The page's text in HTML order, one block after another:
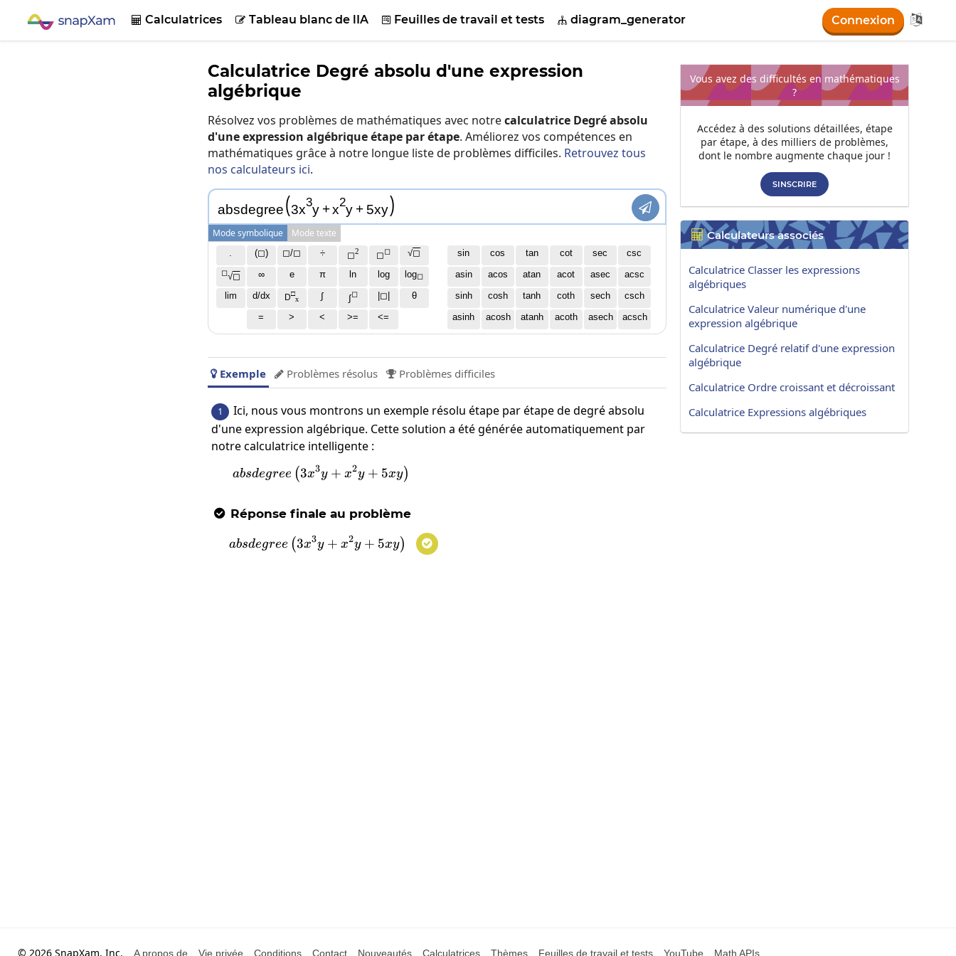
 Calculatrices  Tableau blanc de lIA  Feuilles de travail et tests  diagram_generator Connexion 
Calculatrice Degré absolu d'une expression
algébrique
Résolvez vos problèmes de mathématiques avec notrecalculatrice Degré absolu
d'une expression algébrique étape par étape. Améliorez vos compétences en
mathématiques grâce à notre longue liste de problèmes difficiles. Retrouvez tous
nos calculateurs ici.
absdegree(3x3y +x2y + 5xy) 
Mode symbolique Mode texte
(◻) ◻/◻ ÷ ◻2 ◻◻ √◻
◻√◻ ∞ e π ln log log◻
lim d/dx D□
x ∫ ∫◻ |◻|
θ
=
> < >= <=
sin cos tan cot sec
csc
asin
acos atan acot asec
acsc
sinh
cosh tanh coth sech
csch
asinh
acosh atanh acoth asech acsch
Exemple  Problèmes résolus  Problèmes difficiles
1
Ici, nous vous montrons un exemple résolu étape par étape de degré absolu
d'une expression algébrique. Cette solution a été générée automatiquement par
notre calculatrice intelligente :
absdegree\left(3x^3y+x^2y+5xy\right)
absdegree (3x3y + x2y + 5xy)
 Réponse finale au problème
absdegree\left(3x^3y+x^2y+5xy\right)
absdegree (3x3y + x2y + 5xy) 
Vous avez des difficultés en mathématiques
?
Accédez à des solutions détaillées, étape
par étape, à des milliers de problèmes,
dont le nombre augmente chaque jour !
SINSCRIRE
 Calculateurs associés
Calculatrice Classer les expressions
algébriques
Calculatrice Valeur numérique d'une
expression algébrique
Calculatrice Degré relatif d'une expression
algébrique
Calculatrice Ordre croissant et décroissant
Calculatrice Expressions algébriques
© 2026 SnapXam, Inc. A propos de Vie privée Conditions Contact Nouveautés Calculatrices Thèmes Feuilles de travail et tests YouTube Math APIs